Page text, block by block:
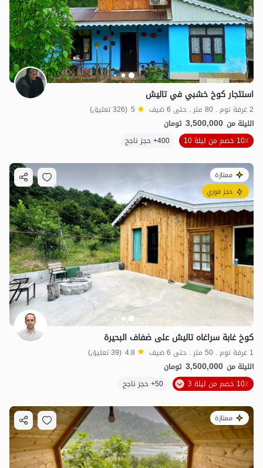
استئجار كوخ خشبي في تاليش
2 غرفة نوم . 80 متر . حتى 6 ضيف 5 (326 تعليق)
الليلة من 3,500,000 تومان
10٪ خصم من ليلة 10
400+ حجز ناجح
ممتازة
حجز فوري
كوخ غابة سراغاه تاليش على ضفاف البحيرة
1 غرفة نوم . 50 متر . حتى 6 ضيف 4.8 (39 تعليق)
الليلة من 3,500,000 تومان
10٪ خصم من ليلة 3
50+ حجز ناجح
ممتازة